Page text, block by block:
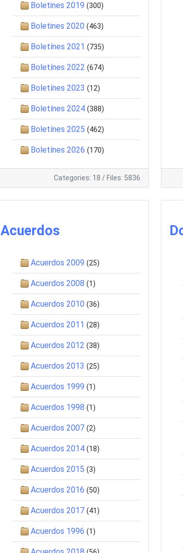
Boletines 2019 (300)
Boletines 2020 (463)
Boletínes 2021 (735)
Boletínes 2022 (674)
Boletínes 2023 (12)
Boletínes 2024 (388)
Boletínes 2025 (462)
Boletínes 2026 (170)
Categories: 18 / Files: 5836
Acuerdos
Acuerdos 2009 (25)
Acuerdos 2008 (1)
Acuerdos 2010 (36)
Acuerdos 2011 (28)
Acuerdos 2012 (38)
Acuerdos 2013 (25)
Acuerdos 1999 (1)
Acuerdos 1998 (1)
Acuerdos 2007 (2)
Acuerdos 2014 (18)
Acuerdos 2015 (3)
Acuerdos 2016 (50)
Acuerdos 2017 (41)
Acuerdos 1996 (1)